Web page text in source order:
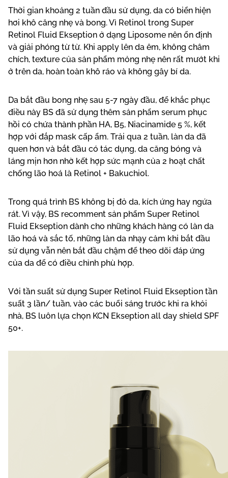
Thời gian khoảng 2 tuần đầu sử dụng, da có biển hiện
hơi khô căng nhẹ và bong. Vì Retinol trong Super
Retinol Fluid Ekseption ở dạng Liposome nên ổn định
và giải phóng từ từ. Khi apply lên da êm, không châm
chích, texture của sản phẩm mỏng nhẹ nên rất mướt khi
ở trên da, hoàn toàn khô ráo và không gây bí da.
Da bắt đầu bong nhẹ sau 5-7 ngày đầu, để khắc phục
điều này BS đã sử dụng thêm sản phẩm serum phục
hồi có chứa thành phần HA, B5, Niacinamide 5 %, kết
hợp với đắp mask cấp ẩm. Trải qua 2 tuần, làn da đã
quen hơn và bắt đầu có tác dụng, da căng bóng và
láng mịn hơn nhờ kết hợp sức mạnh của 2 hoạt chất
chống lão hoá là Retinol + Bakuchiol.
Trong quá trình BS không bị đỏ da, kích ứng hay ngứa
rát. Vì vậy, BS recomment sản phẩm Super Retinol
Fluid Ekseption dành cho những khách hàng có làn da
lão hoá và sắc tố, những làn da nhạy cảm khi bắt đầu
sử dụng vẫn nên bắt đầu chậm để theo dõi đáp ứng
của da để có điều chỉnh phù hợp.
Với tần suất sử dụng Super Retinol Fluid Ekseption tần
suất 3 lần/ tuần, vào các buổi sáng trước khi ra khỏi
nhà, BS luôn lựa chọn KCN Ekseption all day shield SPF
50+.